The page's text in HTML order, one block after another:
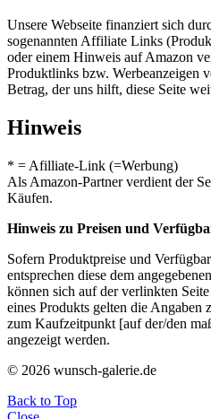
Unsere Webseite finanziert sich
sogenannten Affiliate Links
oder einem Hinweis auf Amazon
Produktlinks bzw. Werbeanzeigen
Betrag, der uns hilft, diese Seite
Hinweis
* = Afilliate-Link (=Werbung)
Als Amazon-Partner verdient der
Käufen.
Hinweis zu Preisen und
Sofern Produktpreise und
entsprechen diese dem
können sich auf der verlinkten
eines Produkts gelten die Angaben
zum Kaufzeitpunkt [auf der/den
angezeigt werden.
© 2026 wunsch-galerie.de
Back to Top